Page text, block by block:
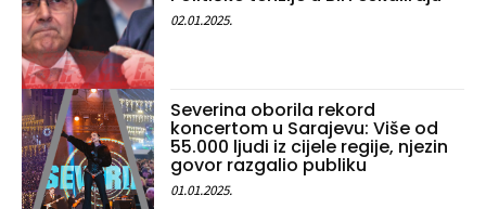
02.01.2025.
Severina oborila rekord
koncertom u Sarajevu: Više od
55.000 ljudi iz cijele regije, njezin
govor razgalio publiku
01.01.2025.